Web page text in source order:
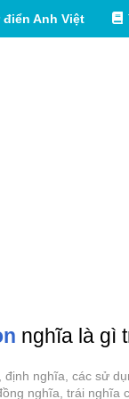
điển Anh Việt
nghĩa là gì
nghĩa, các sử
nghĩa, trái nghĩa